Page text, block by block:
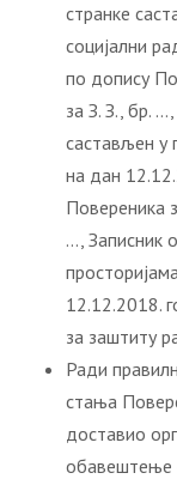
странке
социјални
по допису
за З. З., бр.
састављен у
на дан
Повереника
…, Записник
12.12.2018.
за заштиту
Ради
стања
доставио
обавештење